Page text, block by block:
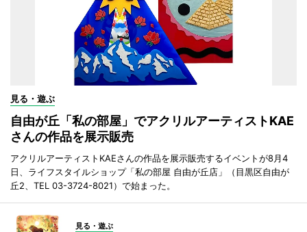
見る・遊ぶ
自由が丘「私の部屋」でアクリルアーティストKAE
さんの作品を展示販売
アクリルアーティストKAEさんの作品を展示販売するイベントが8月4
日、ライフスタイルショップ「私の部屋 自由が丘店」（目黒区自由が
丘2、TEL 03-3724-8021）で始まった。
見る・遊ぶ